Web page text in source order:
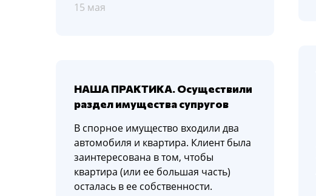
15 мая
НАША ПРАКТИКА. Осуществили
раздел имущества супругов
В спорное имущество входили два
автомобиля и квартира. Клиент была
заинтересована в том, чтобы
квартира (или ее большая часть)
осталась в ее собственности.